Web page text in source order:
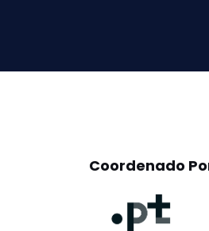
Coordenado